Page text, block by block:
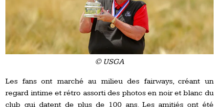
© USGA
Les fans ont marché au milieu des fairways, créant un
regard intime et rétro assorti des photos en noir et blanc du
club qui datent de plus de 100 ans. Les amitiés ont été